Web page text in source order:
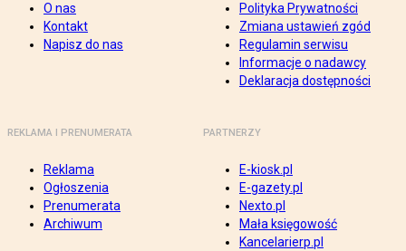
O nas
Kontakt
Napisz do nas
Polityka Prywatności
Zmiana ustawień zgód
Regulamin serwisu
Informacje o nadawcy
Deklaracja dostępności
REKLAMA I PRENUMERATA
Reklama
Ogłoszenia
Prenumerata
Archiwum
PARTNERZY
E-kiosk.pl
E-gazety.pl
Nexto.pl
Mała księgowość
Kancelarierp.pl